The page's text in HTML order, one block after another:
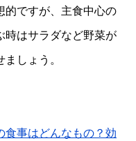
的ですが、主食中心の
時はサラダなど野菜が
しょう。
食事はどんなもの？効